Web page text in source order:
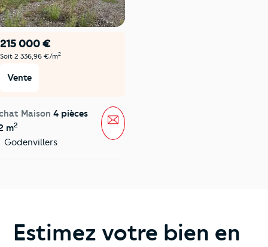
215 000 €
Soit 2 336,96 €/m2
Vente
Maison 4 pièces
m2
Godenvillers
Message
Estimez votre bien en